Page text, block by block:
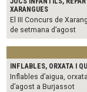
XARANGUES
El III Concurs de
de setmana d’agost
INFLABLES, ORXATA I
Inflables d’aigua,
d’agost a Burjassot